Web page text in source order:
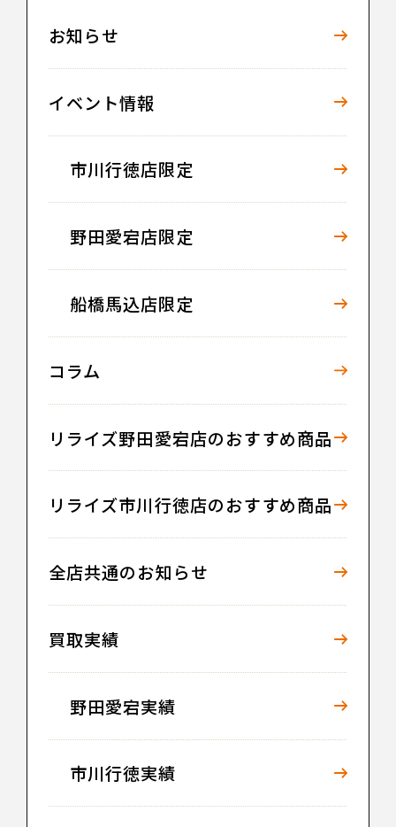
お知らせ
イベント情報
市川行徳店限定
野田愛宕店限定
船橋馬込店限定
コラム
リライズ野田愛宕店のおすすめ商品
リライズ市川行徳店のおすすめ商品
全店共通のお知らせ
買取実績
野田愛宕実績
市川行徳実績